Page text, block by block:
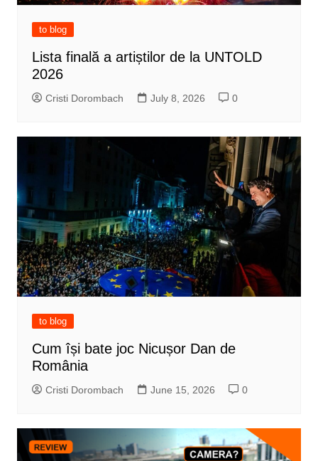
to blog
Lista finală a artiștilor de la UNTOLD
2026
Cristi Dorombach July 8, 2026 0
to blog
Cum își bate joc Nicușor Dan de
România
Cristi Dorombach June 15, 2026 0